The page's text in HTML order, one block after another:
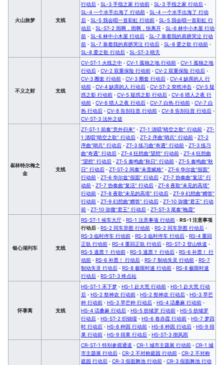
火山旅梦 支线
行动后 · SL-3 手指之家 行动前 · SL-3 手指之家 行动后 ·
SL-4 一个水手出海了 行动前 · SL-4 一个水手出海了 行动
后 · SL-5 我会唱一首彩虹 行动前 · SL-5 我会唱一首彩虹 行
动后 · SL-ST-2 雨啊，雨啊，快离开 · SL-6 林中小木屋 行动
前 · SL-6 林中小木屋 行动后 · SL-7 靠着我的肩膀哭泣 行动
前 · SL-7 靠着我的肩膀哭泣 行动后 · SL-8 爱之歌 行动前 ·
SL-8 爱之歌 行动后 · SL-ST-3 晴天
不义之财 支线
CV-ST-1 火线之中 · CV-1 孤独之地 行动前 · CV-1 孤独之地
行动后 · CV-2 双重保险 行动前 · CV-2 双重保险 行动后 ·
CV-3 圈套 行动前 · CV-3 圈套 行动后 · CV-4 缺席的人 行
动前 · CV-4 缺席的人 行动后 · CV-ST-2 突然冲击 · CV-5 疑
惑之影 行动前 · CV-5 疑惑之影 行动后 · CV-6 猎人之夜 行
动前 · CV-6 猎人之夜 行动后 · CV-7 白热 行动前 · CV-7 白
热 行动后 · CV-8 告别往昔 行动前 · CV-8 告别往昔 行动后 ·
CV-ST-3 法外之徒
崔林特尔梅之
金
支线
ZT-ST-1 前奏“意外归来” · ZT-1 清唱“晴空之歌” 行动前 · ZT-
1 清唱“晴空之歌” 行动后 · ZT-2 序曲“哨兵” 行动前 · ZT-2
序曲“哨兵” 行动后 · ZT-3 练习曲“奇遇” 行动前 · ZT-3 练习
曲“奇遇” 行动后 · ZT-4 狂想曲“望想” 行动前 · ZT-4 狂想曲
“望想” 行动后 · ZT-5 奏鸣曲“秋日” 行动前 · ZT-5 奏鸣曲“秋
日” 行动后 · ZT-ST-2 间奏“未竟赋格” · ZT-6 华尔兹“假面”
行动前 · ZT-6 华尔兹“假面” 行动后 · ZT-7 协奏曲“复活” 行
动前 · ZT-7 协奏曲“复活” 行动后 · ZT-8 夜歌“未见的高塔”
行动前 · ZT-8 夜歌“未见的高塔” 行动后 · ZT-9 幻想曲“赠答”
行动前 · ZT-9 幻想曲“赠答” 行动后 · ZT-10 弥撒“君王” 行动
前 · ZT-10 弥撒“君王” 行动后 · ZT-ST-3 尾奏“晚霞”
银心湖列车 支线
RS-ST-1 候车大厅 · RS-1 注意事项 行动前 · RS-1 注意事项
行动后 · RS-2 同车异图 行动前 · RS-2 同车异图 行动后 ·
RS-3 临时停车 行动前 · RS-3 临时停车 行动后 · RS-4 重回
正轨 行动前 · RS-4 重回正轨 行动后 · RS-ST-2 登山铁道 ·
RS-5 逃票？ 行动前 · RS-5 逃票？ 行动后 · RS-6 补票！ 行
动前 · RS-6 补票！ 行动后 · RS-7 制动失灵 行动前 · RS-7
制动失灵 行动后 · RS-8 极限时速 行动前 · RS-8 极限时速
行动后 · RS-ST-3 终点站
怀黍离 支线
HS-ST-1 禾下梦 · HS-1 赴大荒 行动前 · HS-1 赴大荒 行动
后 · HS-2 祭神农 行动前 · HS-2 祭神农 行动后 · HS-3 早芒
种 行动前 · HS-3 早芒种 行动后 · HS-4 话桑麻 行动前 ·
HS-4 话桑麻 行动后 · HS-5 纺绫罗 行动前 · HS-5 纺绫罗
行动后 · HS-ST-2 织锦缎 · HS-6 卷赤霞 行动前 · HS-7 梦四
时 行动后 · HS-8 种因 行动前 · HS-8 种因 行动后 · HS-9 得
果 行动前 · HS-9 得果 行动后 · HS-ST-3 彻风雨
CR-ST-1 特别参观通道 · CR-1 城市主题展 行动前 · CR-1 城
市主题展 行动后 · CR-2 不对称庭园 行动前 · CR-2 不对称
庭园 行动后 · CR-3 假面舞池 行动前 · CR-3 假面舞池 行动